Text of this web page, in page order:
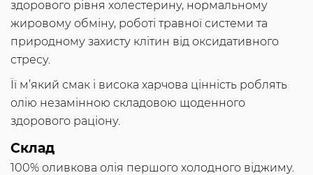
здорового рівня холестерину, нормальному
жировому обміну, роботі травної системи та
природному захисту клітин від оксидативного
стресу.
Її м’який смак і висока харчова цінність роблять
олію незамінною складовою щоденного
здорового раціону.
Склад
100% оливкова олія першого холодного віджиму.